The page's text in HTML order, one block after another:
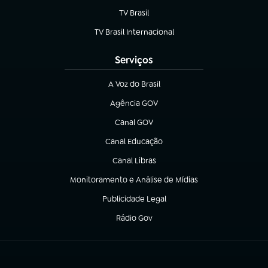
TV Brasil
(abre em nova aba)
TV Brasil Internacional
(abre em nova aba)
Serviços
A Voz do Brasil
(abre em nova aba)
Agência GOV
(abre em nova aba)
Canal GOV
(abre em nova aba)
Canal Educação
(abre em nova aba)
Canal Libras
(abre em nova aba)
Monitoramento e Análise de Mídias
(abre em nova aba)
Publicidade Legal
(abre em nova aba)
Rádio Gov
(abre em nova aba)